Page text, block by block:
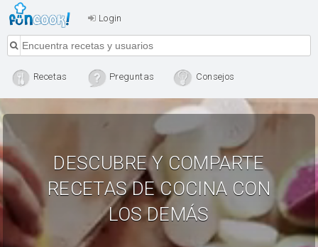
Login
Recetas Preguntas Consejos
DESCUBRE Y COMPARTE
RECETAS DE COCINA CON
LOS DEMÁS